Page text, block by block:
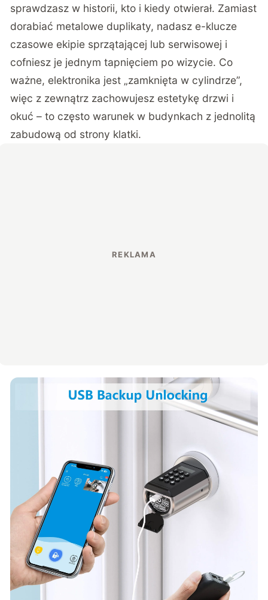
sprawdzasz w historii, kto i kiedy otwierał. Zamiast
dorabiać metalowe duplikaty, nadasz e-klucze
czasowe ekipie sprzątającej lub serwisowej i
cofniesz je jednym tapnięciem po wizycie. Co
ważne, elektronika jest „zamknięta w cylindrze”,
więc z zewnątrz zachowujesz estetykę drzwi i
okuć – to często warunek w budynkach z jednolitą
zabudową od strony klatki.